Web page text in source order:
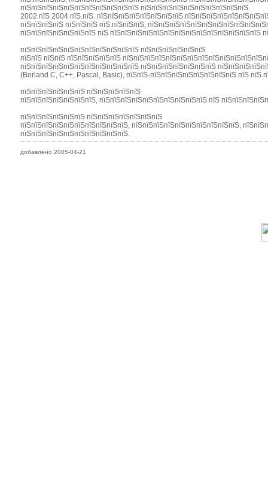
пїЅпїЅпїЅпїЅпїЅпїЅпїЅпїЅпїЅпїЅпїЅ пїЅпїЅпїЅпїЅпїЅпїЅпїЅпїЅпїЅпїЅ.
2002 пїЅ 2004 пїЅ.пїЅ. пїЅпїЅпїЅпїЅпїЅпїЅпїЅпїЅ
пїЅпїЅпїЅпїЅ пїЅпїЅпїЅ пїЅ.пїЅпїЅпїЅ,
пїЅпїЅпїЅпїЅпїЅпїЅпїЅ пїЅ пїЅпїЅпїЅпїЅпїЅпїЅпїЅпїЅпїЅпїЅпїЅпїЅпїЅпїЅ
пїЅпїЅпїЅпїЅпїЅпїЅпїЅпїЅпїЅпїЅпїЅ пїЅпїЅпїЅпїЅпїЅпїЅ
пїЅпїЅ пїЅпїЅ пїЅпїЅпїЅпїЅпїЅ
пїЅпїЅпїЅпїЅпїЅпїЅпїЅпїЅпїЅпїЅпїЅ пїЅпїЅпїЅпїЅпїЅпїЅпїЅ
(Borland C, C++, Pascal, Basic), пїЅпїЅ-пїЅпїЅпїЅпїЅпїЅпїЅпїЅпїЅ пїЅ
пїЅпїЅпїЅпїЅпїЅпїЅ пїЅпїЅпїЅпїЅпїЅ
пїЅпїЅпїЅпїЅпїЅпїЅпїЅ, пїЅпїЅпїЅпїЅпїЅпїЅпїЅпїЅпїЅпїЅ пїЅ
пїЅпїЅпїЅпїЅпїЅпїЅ пїЅпїЅпїЅпїЅпїЅпїЅпїЅ
пїЅпїЅпїЅпїЅпїЅпїЅпїЅпїЅпїЅпїЅ, пїЅпїЅпїЅпїЅпїЅпїЅпїЅпїЅпїЅпїЅ,
пїЅпїЅпїЅпїЅпїЅпїЅпїЅпїЅпїЅпїЅ.
добавлено 2005-04-21